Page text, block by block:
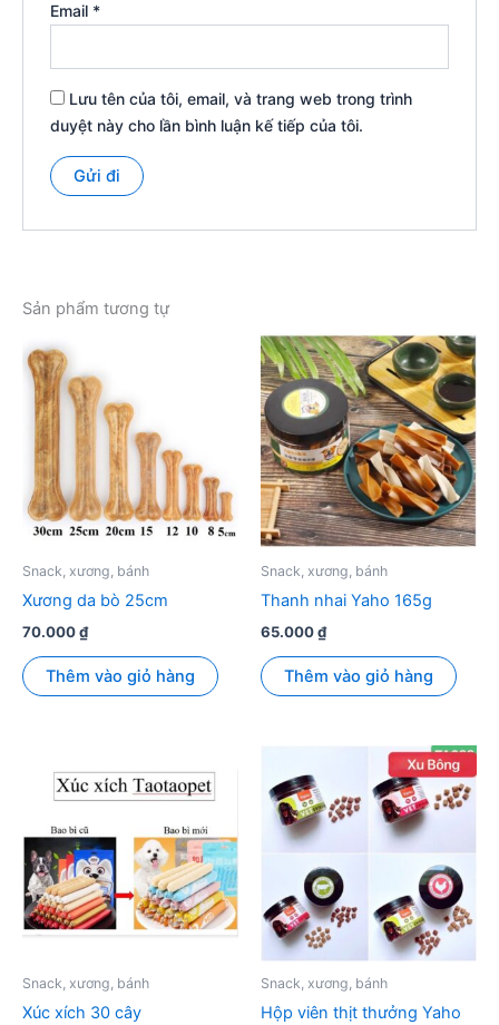
Email *
Lưu tên của tôi, email, và trang web trong trình
duyệt này cho lần bình luận kế tiếp của tôi.
Sản phẩm tương tự
Snack, xương, bánh
Xương da bò 25cm
70.000₫
Thêm vào giỏ hàng
Snack, xương, bánh
Thanh nhai Yaho 165g
65.000₫
Thêm vào giỏ hàng
Snack, xương, bánh
Xúc xích 30 cây
Snack, xương, bánh
Hộp viên thịt thưởng Yaho